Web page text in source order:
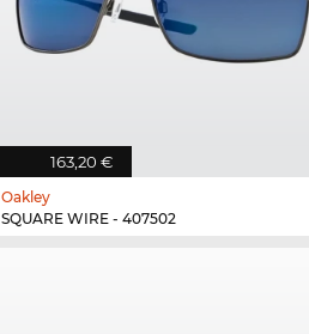
163,20 €
Oakley
SQUARE WIRE - 407502